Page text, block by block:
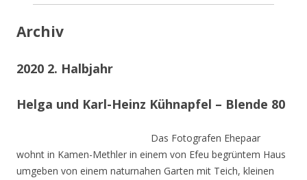
Archiv
2020 2. Halbjahr
Helga und Karl-Heinz Kühnapfel – Blende 80
Das Fotografen Ehepaar
wohnt in Kamen-Methler in einem von Efeu begrüntem Haus
umgeben von einem naturnahen Garten mit Teich, kleinen